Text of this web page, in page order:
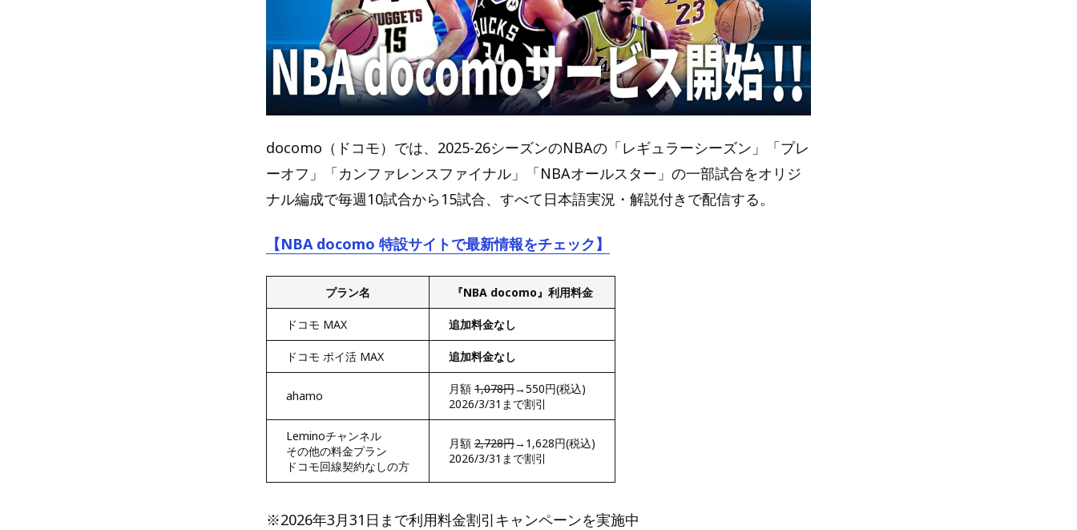
docomo（ドコモ）では、2025-26シーズンのNBAの「レギュラーシーズン」「プレ
ーオフ」「カンファレンスファイナル」「NBAオールスター」の一部試合をオリジ
ナル編成で毎週10試合から15試合、すべて日本語実況・解説付きで配信する。
【NBA docomo 特設サイトで最新情報をチェック】
プラン名 『NBA docomo』利用料金
ドコモ MAX 追加料金なし
ドコモ ポイ活 MAX 追加料金なし
ahamo 月額 1,078円→550円(税込)
2026/3/31まで割引
Leminoチャンネル
その他の料金プラン
ドコモ回線契約なしの方
月額 2,728円→1,628円(税込)
2026/3/31まで割引
※2026年3月31日まで利用料金割引キャンペーンを実施中